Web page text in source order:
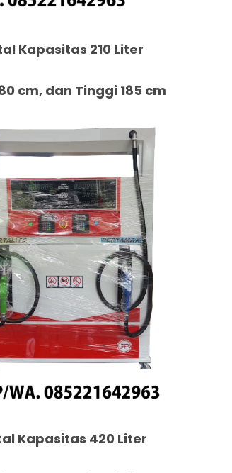
Kapasitas 210 Liter
cm, dan Tinggi 185 cm
Kapasitas 420 Liter